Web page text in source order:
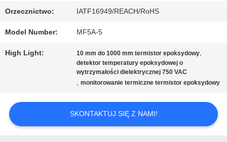
SIĘ
Z
NAMI
POPROSIĆ
Orzecznictwo: IATF16949/REACH/RoHS
Model Number: MF5A-5
High Light: 10 mm do 1000 mm termistor epoksydowy,
detektor temperatury epoksydowej o
wytrzymałości dielektrycznej 750 VAC
,monitorowanie termiczne termistor epoksydowy
SKONTAKTUJ SIĘ Z NAMI!